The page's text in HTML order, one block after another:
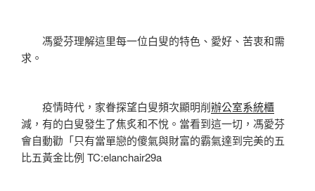
馮愛芬理解這里每一位白叟的特色、愛好、苦衷和需
求。
疫情時代，家眷探望白叟頻次顯明削辦公室系統櫃
減，有的白叟發生了焦炙和不悅。當看到這一切，馮愛芬
會自動勸「只有當單戀的傻氣與財富的霸氣達到完美的五
比五黃金比例 TC:elanchair29a